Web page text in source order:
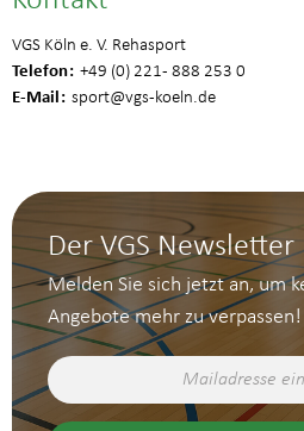
VGS Köln e. V. Rehasport
Telefon +49 (0) 221 - 888 253 0
E-Mail sport@vgs-koeln.de
Der VGS Newsletter
Melden Sie sich jetzt an, um
Angebote mehr zu verpassen!